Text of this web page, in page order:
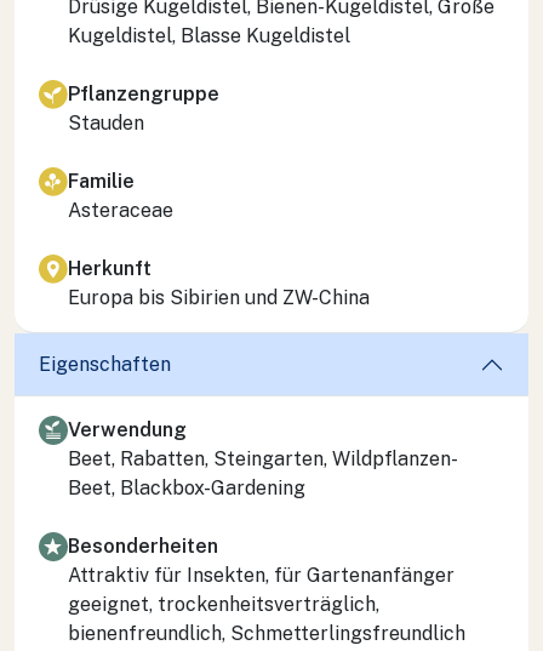
Drüsige Kugeldistel, Bienen-Kugeldistel, Große
Kugeldistel, Blasse Kugeldistel
Pflanzengruppe
Stauden
Familie
Asteraceae
Herkunft
Europa bis Sibirien und ZW-China
Eigenschaften
Verwendung
Beet, Rabatten, Steingarten, Wildpflanzen-
Beet, Blackbox-Gardening
Besonderheiten
Attraktiv für Insekten, für Gartenanfänger
geeignet, trockenheitsverträglich,
bienenfreundlich, Schmetterlingsfreundlich